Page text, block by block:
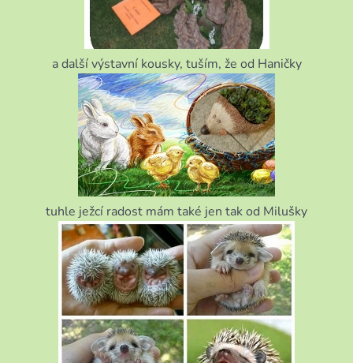
a další výstavní kousky, tuším, že od Haničky
tuhle ježcí radost mám také jen tak od Milušky